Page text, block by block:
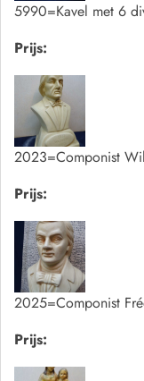
5990=Kavel met 6
Prijs:
2023=Componist
Prijs:
2025=Componist
Prijs: